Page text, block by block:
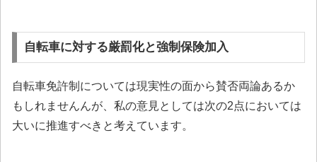
自転車に対する厳罰化と強制保険加入
自転車免許制については現実性の面から賛否両論あるか
もしれませんんが、私の意見としては次の2点においては
大いに推進すべきと考えています。